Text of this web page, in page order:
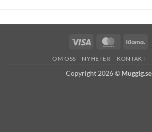
Visa MasterCard
OM OSS NYHETER KONTAKT
Copyright 2026 © Muggig.se